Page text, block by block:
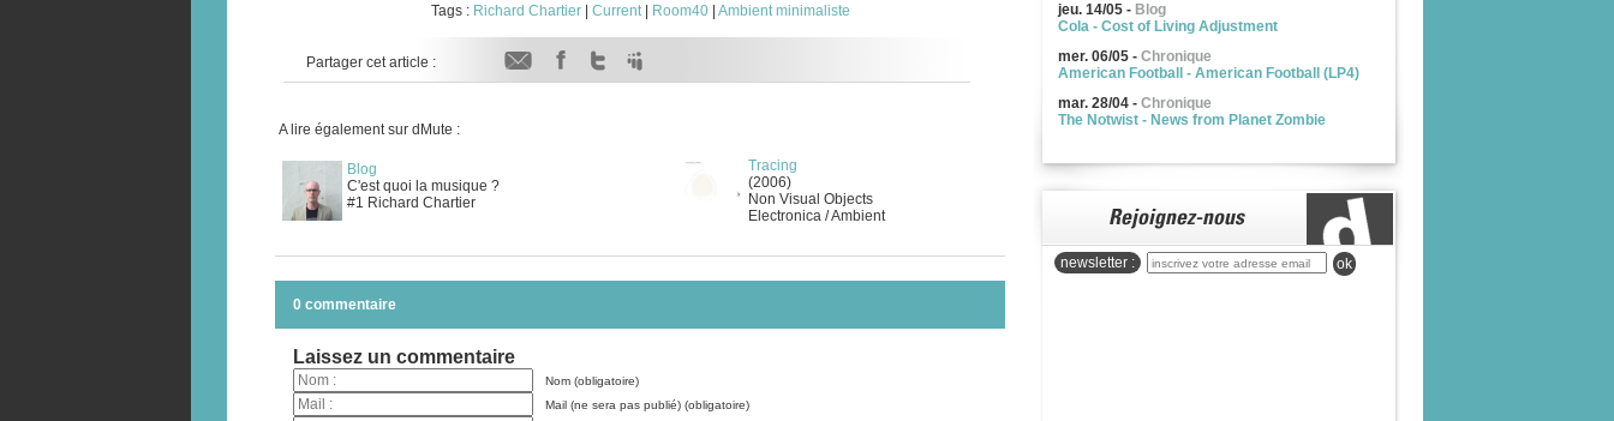
Tags : Richard Chartier| Current Room40| Ambient minimaliste
Partager cet article :
A lire également sur dMute :
Blog
C'est quoi la musique ?
#1 Richard Chartier
Tracing
(2006)
Non Visual Objects
Electronica / Ambient
0 commentaire
Laissez un commentaire
Nom (obligatoire)
Mail (ne sera pas publié) (obligatoire)
jeu. 14/05 - Blog
Cola - Cost of Living Adjustment
mer. 06/05 - Chronique
American Football - American Football (LP4)
mar. 28/04 - Chronique
The Notwist - News from Planet Zombie
newsletter : ok